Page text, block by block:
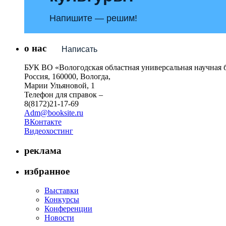
Напишите — решим!
Написать
о нас
БУК ВО «Вологодская областная универсальная научная
Россия, 160000, Вологда,
Марии Ульяновой, 1
Телефон для справок –
8(8172)21-17-69
Adm@booksite.ru
ВКонтакте
Видеохостинг
реклама
избранное
Выставки
Конкурсы
Конференции
Новости